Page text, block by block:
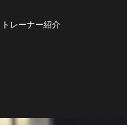
トレーナー紹介